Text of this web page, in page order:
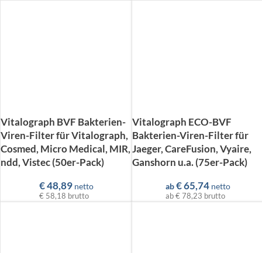
Vitalograph BVF Bakterien-
Viren-Filter für Vitalograph,
Cosmed, Micro Medical, MIR,
ndd, Vistec (50er-Pack)
€48,89 netto
€ 58,18 brutto
Vitalograph ECO-BVF
Bakterien-Viren-Filter für
Jaeger, CareFusion, Vyaire,
Ganshorn u.a. (75er-Pack)
ab €65,74 netto
ab€ 78,23 brutto